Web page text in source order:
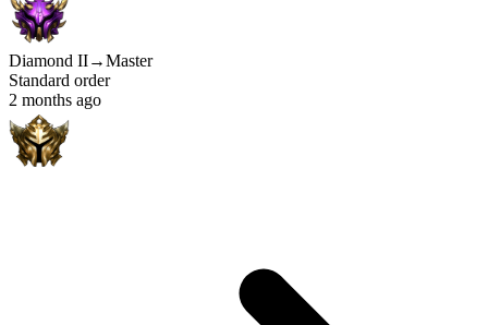
Diamond II→Master
Standard order
2 months ago